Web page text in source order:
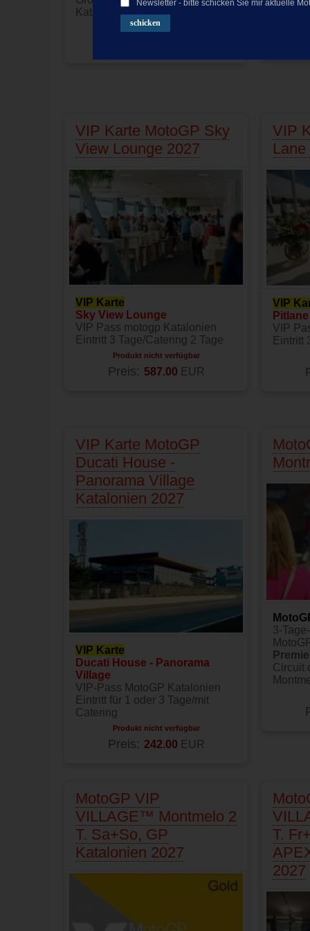
Newsletter - bitte schicken Sie mir aktuelle
Katalonien
Produkt nicht verfügbar
VIP Karte MotoGP Sky
View Lounge 2027
VIP Karte
Sky View Lounge
VIP Pass motogp Katalonien
Eintritt 3 Tage/Catering 2 Tage
Produkt nicht verfügbar
Preis: 587.00 EUR
VIP
VIP
VIP
Eintritt
VIP Karte MotoGP
Ducati House -
Panorama Village
Katalonien 2027
VIP Karte
Ducati House - Panorama
Village
VIP-Pass MotoGP Katalonien
Eintritt für 1 oder 3 Tage/mit
Catering
Produkt nicht verfügbar
Preis: 242.00 EUR
3-
Circuit
MotoGP VIP
VILLAGE™ Montmelo 2
T. Sa+So, GP
Katalonien 2027
T.
2027